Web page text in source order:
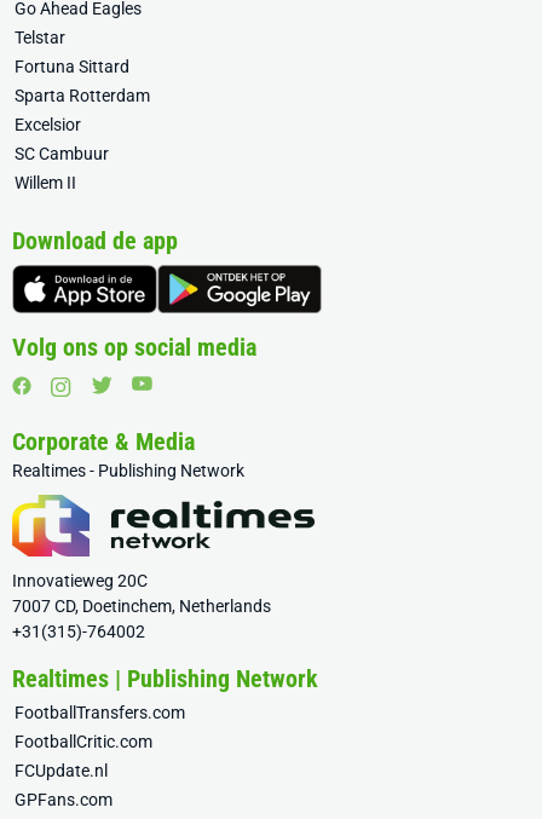
Go Ahead Eagles
Telstar
Fortuna Sittard
Sparta Rotterdam
Excelsior
SC Cambuur
Willem II
Download de app
Volg ons op social media
Corporate & Media
Realtimes - Publishing Network
Innovatieweg 20C
7007 CD, Doetinchem, Netherlands
+31(315)-764002
Realtimes | Publishing Network
FootballTransfers.com
FootballCritic.com
FCUpdate.nl
GPFans.com